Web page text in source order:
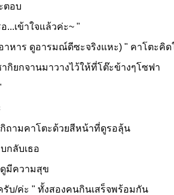
ตอบ
เข้าใจแล้วค่ะ~ "
าร ดูอารมณ์ดีซะจริงแหะ) " คาโตะคิด
กจานมาวางไว้ให้ที่โต๊ะข้างๆโซฟา
ามคาโตะด้วยสีหน้าที่ดูรอลุ้น
ลับเธอ
ความสุข
ค่ะ " ทั้งสองคนกินเสร็จพร้อมกัน